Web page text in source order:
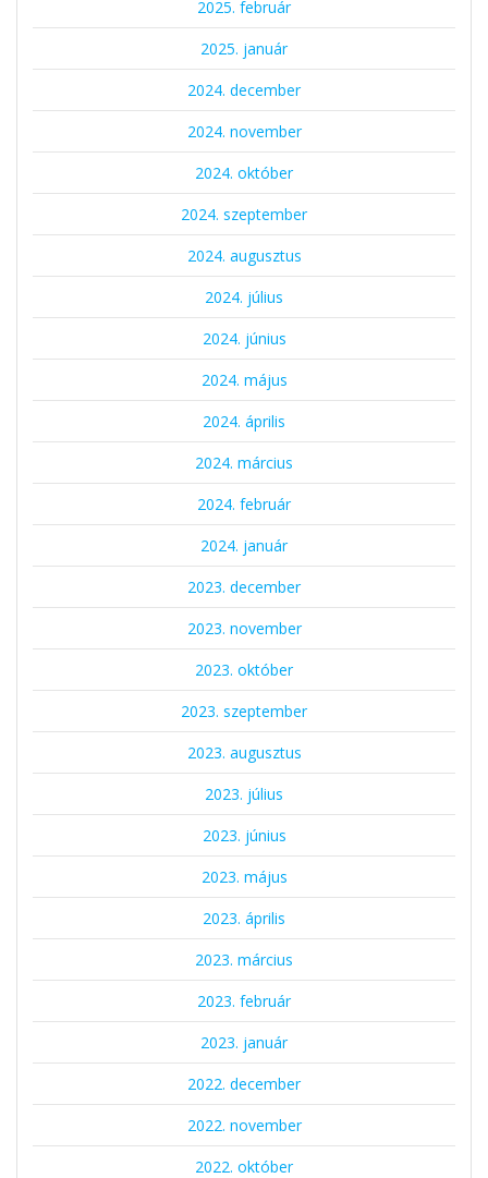
2025. február
2025. január
2024. december
2024. november
2024. október
2024. szeptember
2024. augusztus
2024. július
2024. június
2024. május
2024. április
2024. március
2024. február
2024. január
2023. december
2023. november
2023. október
2023. szeptember
2023. augusztus
2023. július
2023. június
2023. május
2023. április
2023. március
2023. február
2023. január
2022. december
2022. november
2022. október